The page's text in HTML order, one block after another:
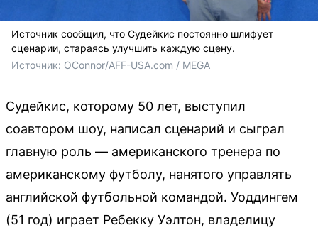
Источник сообщил, что Судейкис постоянно шлифует
сценарии, стараясь улучшить каждую сцену.
Источник: OConnor/AFF-USA.com / MEGA
Судейкис, которому 50 лет, выступил
соавтором шоу, написал сценарий и сыграл
главную роль — американского тренера по
американскому футболу, нанятого управлять
английской футбольной командой. Уоддингем
(51 год) играет Ребекку Уэлтон, владелицу